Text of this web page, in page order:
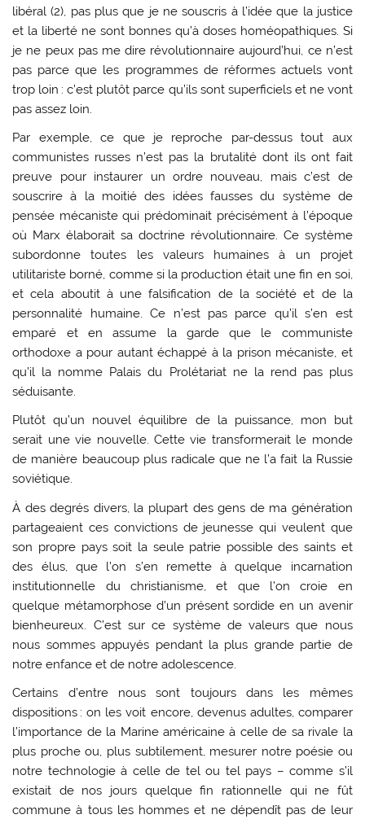
libéral (2), pas plus que je ne souscris à l’idée que la justice
et la liberté ne sont bonnes qu’à doses homéopathiques. Si
je ne peux pas me dire révolutionnaire aujourd’hui, ce n’est
pas parce que les programmes de réformes actuels vont
trop loin : c’est plutôt parce qu’ils sont superficiels et ne vont
pas assez loin.
Par exemple, ce que je reproche par-dessus tout aux
communistes russes n’est pas la brutalité dont ils ont fait
preuve pour instaurer un ordre nouveau, mais c’est de
souscrire à la moitié des idées fausses du système de
pensée mécaniste qui prédominait précisément à l’époque
où Marx élaborait sa doctrine révolutionnaire. Ce système
subordonne toutes les valeurs humaines à un projet
utilitariste borné, comme si la production était une fin en soi,
et cela aboutit à une falsification de la société et de la
personnalité humaine. Ce n’est pas parce qu’il s’en est
emparé et en assume la garde que le communiste
orthodoxe a pour autant échappé à la prison mécaniste, et
qu’il la nomme Palais du Prolétariat ne la rend pas plus
séduisante.
Plutôt qu’un nouvel équilibre de la puissance, mon but
serait une vie nouvelle. Cette vie transformerait le monde
de manière beaucoup plus radicale que ne l’a fait la Russie
soviétique.
À des degrés divers, la plupart des gens de ma génération
partageaient ces convictions de jeunesse qui veulent que
son propre pays soit la seule patrie possible des saints et
des élus, que l’on s’en remette à quelque incarnation
institutionnelle du christianisme, et que l’on croie en
quelque métamorphose d’un présent sordide en un avenir
bienheureux. C’est sur ce système de valeurs que nous
nous sommes appuyés pendant la plus grande partie de
notre enfance et de notre adolescence.
Certains d’entre nous sont toujours dans les mêmes
dispositions : on les voit encore, devenus adultes, comparer
l’importance de la Marine américaine à celle de sa rivale la
plus proche ou, plus subtilement, mesurer notre poésie ou
notre technologie à celle de tel ou tel pays – comme s’il
existait de nos jours quelque fin rationnelle qui ne fût
commune à tous les hommes et ne dépendît pas de leur